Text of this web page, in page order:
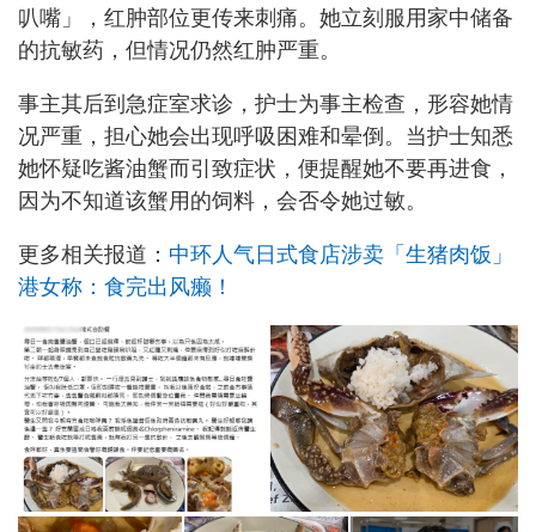
叭嘴」，红肿部位更传来刺痛。她立刻服用家中储备
的抗敏药，但情况仍然红肿严重。
事主其后到急症室求诊，护士为事主检查，形容她情
况严重，担心她会出现呼吸困难和晕倒。当护士知悉
她怀疑吃酱油蟹而引致症状，便提醒她不要再进食，
因为不知道该蟹用的饲料，会否令她过敏。
更多相关报道： 中环人气日式食店涉卖「生猪肉饭」
港女称：食完出风癞！